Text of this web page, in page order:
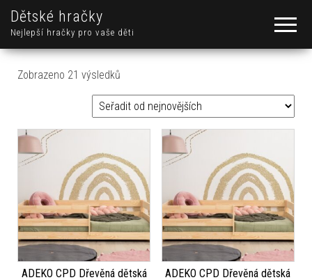
Dětské hračky
Nejlepší hračky pro vaše děti
Zobrazeno 21 výsledků
ADEKO CPD Dřevěná dětská
ADEKO CPD Dřevěná dětská